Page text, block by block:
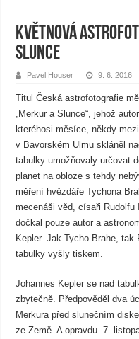
Květnová
Slunce
Pavel Houser 9. 6. 2016
Titul Česká astrofotografie
„Merkur a Slunce“, jehož
kteréhosi měsíce, někdy
v Bavorském Ulmu skláněl
tabulky umožňovaly určovat
planet na obloze s tehdy
měření hvězdáře Tychona
mecenáši věd, císaři
dočkal pouze autor a
Kepler. Jak Tycho Brahe,
tabulky vyšly tiskem.
Johannes Kepler se nad
zbytečně. Předpověděl dva
Merkura před slunečním
ze Země. A opravdu. 7.